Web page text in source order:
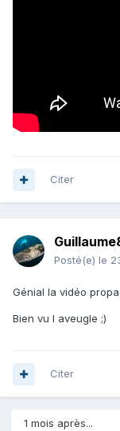
Citer
Posté(e) le
Génial la vidéo
Bien vu l aveugle ;)
Citer
1 mois après...